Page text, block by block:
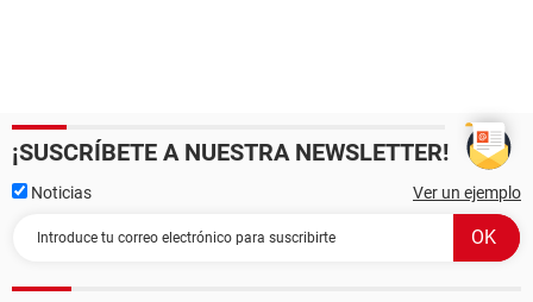
¡SUSCRÍBETE A NUESTRA NEWSLETTER!
Noticias Ver un ejemplo